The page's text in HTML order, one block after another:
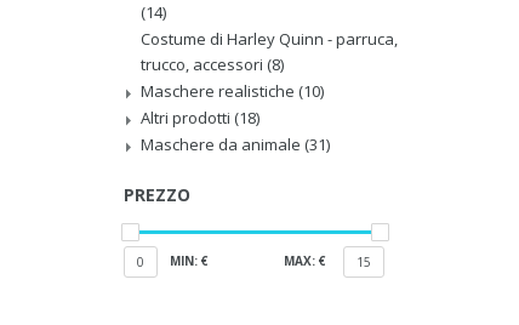
(14)
Costume di Harley Quinn - parruca,
trucco, accessori (8)
Maschere realistiche (10)
Altri prodotti (18)
Maschere da animale (31)
PREZZO
0 MIN: € MAX: € 15